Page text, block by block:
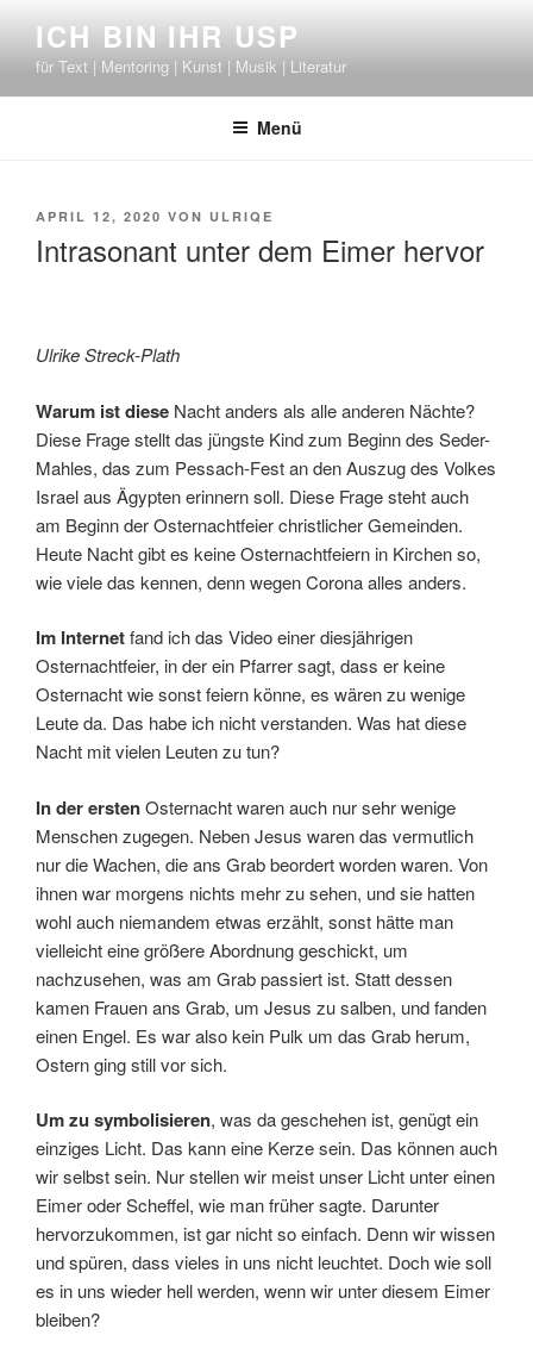
springen
ICH BIN IHR USP
für Text | Mentoring | Kunst | Musik | Literatur
Menü
VERÖFFENTLICHT
APRIL 12, 2020 VON ULRIQE
Intrasonant unter dem Eimer hervor
Ulrike Streck-Plath
Warum ist diese Nacht anders als alle anderen Nächte?
Diese Frage stellt das jüngste Kind zum Beginn des Seder-
Mahles, das zum Pessach-Fest an den Auszug des Volkes
Israel aus Ägypten erinnern soll. Diese Frage steht auch
am Beginn der Osternachtfeier christlicher Gemeinden.
Heute Nacht gibt es keine Osternachtfeiern in Kirchen so,
wie viele das kennen, denn wegen Corona alles anders.
Im Internetfand ich das Video einer diesjährigen
Osternachtfeier, in der ein Pfarrer sagt, dass er keine
Osternacht wie sonst feiern könne, es wären zu wenige
Leute da. Das habe ich nicht verstanden. Was hat diese
Nacht mit vielen Leuten zu tun?
In der erstenOsternacht waren auch nur sehr wenige
Menschen zugegen. Neben Jesus waren das vermutlich
nur die Wachen, die ans Grab beordert worden waren. Von
ihnen war morgens nichts mehr zu sehen, und sie hatten
wohl auch niemandem etwas erzählt, sonst hätte man
vielleicht eine größere Abordnung geschickt, um
nachzusehen, was am Grab passiert ist. Statt dessen
kamen Frauen ans Grab, um Jesus zu salben, und fanden
einen Engel. Es war also kein Pulk um das Grab herum,
Ostern ging still vor sich.
Um zu symbolisieren, was da geschehen ist, genügt ein
einziges Licht. Das kann eine Kerze sein. Das können auch
wir selbst sein. Nur stellen wir meist unser Licht unter einen
Eimer oder Scheffel, wie man früher sagte. Darunter
hervorzukommen, ist gar nicht so einfach. Denn wir wissen
und spüren, dass vieles in uns nicht leuchtet. Doch wie soll
es in uns wieder hell werden, wenn wir unter diesem Eimer
bleiben?